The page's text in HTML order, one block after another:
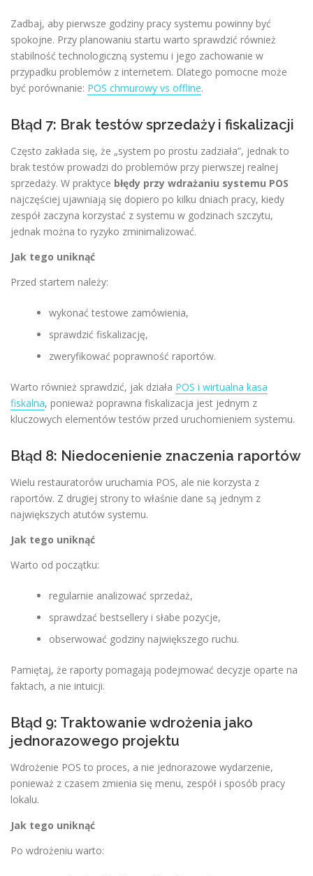
Zadbaj, aby pierwsze godziny pracy systemu powinny być
spokojne. Przy planowaniu startu warto sprawdzić również
stabilność technologiczną systemu i jego zachowanie w
przypadku problemów z internetem. Dlatego pomocne może
być porównanie: POS chmurowy vs offline.
Błąd 7: Brak testów sprzedaży i fiskalizacji
Często zakłada się, że „system po prostu zadziała”, jednak to
brak testów prowadzi do problemów przy pierwszej realnej
sprzedaży. W praktyce błędy przy wdrażaniu systemu POS
najczęściej ujawniają się dopiero po kilku dniach pracy, kiedy
zespół zaczyna korzystać z systemu w godzinach szczytu,
jednak można to ryzyko zminimalizować.
Jak tego uniknąć
Przed startem należy:
wykonać testowe zamówienia,
sprawdzić fiskalizację,
zweryfikować poprawność raportów.
Warto również sprawdzić, jak działa POS i wirtualna kasa
fiskalna, ponieważ poprawna fiskalizacja jest jednym z
kluczowych elementów testów przed uruchomieniem systemu.
Błąd 8: Niedocenienie znaczenia raportów
Wielu restauratorów uruchamia POS, ale nie korzysta z
raportów. Z drugiej strony to właśnie dane są jednym z
największych atutów systemu.
Jak tego uniknąć
Warto od początku:
regularnie analizować sprzedaż,
sprawdzać bestsellery i słabe pozycje,
obserwować godziny największego ruchu.
Pamiętaj, że raporty pomagają podejmować decyzje oparte na
faktach, a nie intuicji.
Błąd 9: Traktowanie wdrożenia jako
jednorazowego projektu
Wdrożenie POS to proces, a nie jednorazowe wydarzenie,
ponieważ z czasem zmienia się menu, zespół i sposób pracy
lokalu.
Jak tego uniknąć
Po wdrożeniu warto: